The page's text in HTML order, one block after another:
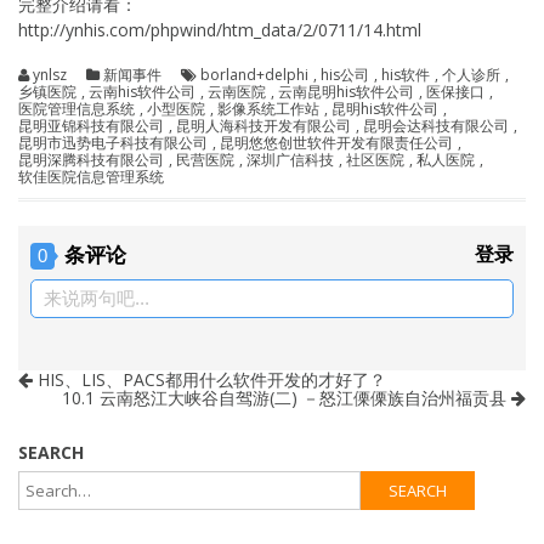
http://ynhis.com/phpwind/htm_data/2/0711/14.html
ynlsz 新闻事件 borland+delphi , his公司 , his软件 , 个人诊所 ,
乡镇医院 , 云南his软件公司 , 云南医院 , 云南昆明his软件公司 , 医保接口 ,
医院管理信息系统 , 小型医院 , 影像系统工作站 , 昆明his软件公司 ,
昆明亚锦科技有限公司 , 昆明人海科技开发有限公司 , 昆明会达科技有限公司 ,
昆明市迅势电子科技有限公司 , 昆明悠悠创世软件开发有限责任公司 ,
昆明深腾科技有限公司 , 民营医院 , 深圳广信科技 , 社区医院 , 私人医院 ,
软佳医院信息管理系统
0 条评论 登录
来说两句吧...
HIS、LIS、PACS都用什么软件开发的才好了？
10.1 云南怒江大峡谷自驾游(二) －怒江傈傈族自治州福贡县
SEARCH